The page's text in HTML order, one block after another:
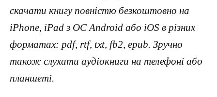
скачати книгу повністю безкоштовно на
iPhone, iPad з ОС Android або iOS в різних
форматах: pdf, rtf, txt, fb2, epub. Зручно
також слухати аудіокниги на телефоні або
планшеті.